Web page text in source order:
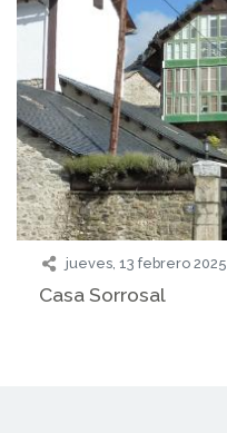
jueves, 13 febrero 2025
Casa Sorrosal